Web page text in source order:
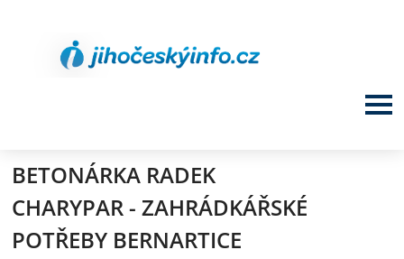
BETONÁRKA RADEK
CHARYPAR - ZAHRÁDKÁŘSKÉ
POTŘEBY BERNARTICE